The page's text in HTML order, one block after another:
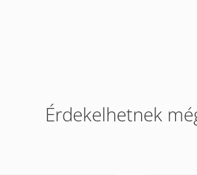
Érdekelhetnek